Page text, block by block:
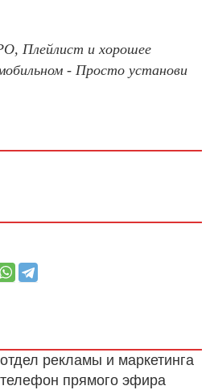
Плейлист и хорошее
- Просто установи
рекламы и маркетинга
прямого эфира